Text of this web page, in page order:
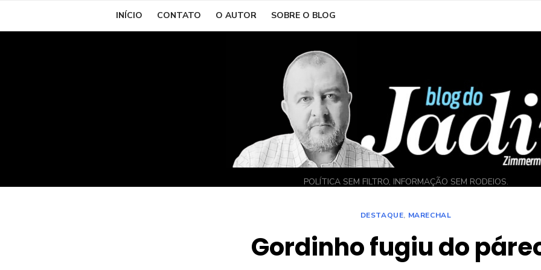
INÍCIO CONTATO O AUTOR SOBRE O BLOG
POLÍTICA SEM FILTRO, INFORMAÇÃO SEM RODEIOS.
DESTAQUE, MARECHAL
Gordinho fugiu do